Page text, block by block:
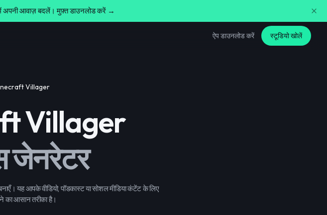
में अपनी आवाज़ बदलें। मुफ़्त डाउनलोड करें →
ऐप डाउनलोड करें स्टूडियो खोलें
Villager
Villager
जेनरेटर
यह आपके वीडियो, पॉडकास्ट या सोशल मीडिया कंटेंट के लिए
का आसान तरीका है।